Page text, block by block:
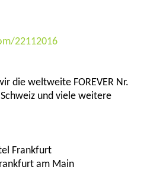
22112016
die weltweite FOREVER Nr.
und viele weitere
Frankfurt
am Main